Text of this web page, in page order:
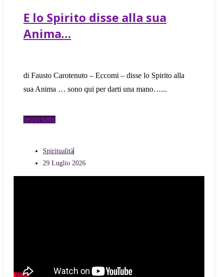
E lo Spirito disse alla sua
Anima…
di Fausto Carotenuto – Eccomi – disse lo Spirito alla
sua Anima … sono qui per darti una mano…
leggi tutto
Spiritualità
29 Luglio 2026